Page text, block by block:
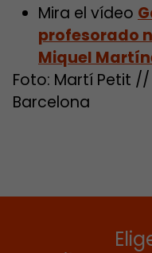
Mira el vídeo
profesorado
Miquel
Foto: Martí Petit
Barcelona